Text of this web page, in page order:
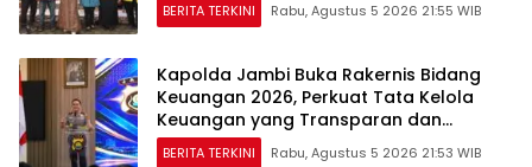
BERITA TERKINI Rabu, Agustus 5 2026 21:55 WIB
Kapolda Jambi Buka Rakernis Bidang
Keuangan 2026, Perkuat Tata Kelola
Keuangan yang Transparan dan
Akuntabel
BERITA TERKINI Rabu, Agustus 5 2026 21:53 WIB